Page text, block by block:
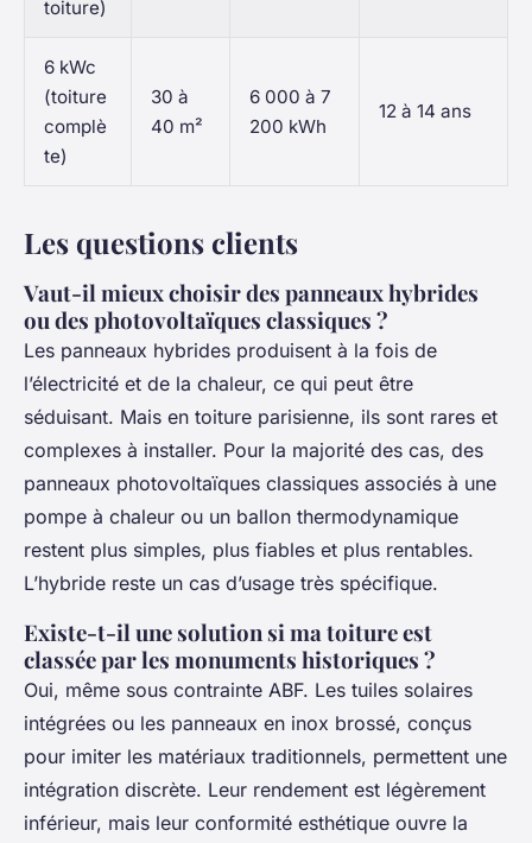
toiture)
6 kWc
(toiture
complè
te)
30 à
40 m²
6 000 à 7
200 kWh
12 à 14 ans
Les questions clients
Vaut-il mieux choisir des panneaux hybrides
ou des photovoltaïques classiques ?
Les panneaux hybrides produisent à la fois de
l’électricité et de la chaleur, ce qui peut être
séduisant. Mais en toiture parisienne, ils sont rares et
complexes à installer. Pour la majorité des cas, des
panneaux photovoltaïques classiques associés à une
pompe à chaleur ou un ballon thermodynamique
restent plus simples, plus fiables et plus rentables.
L’hybride reste un cas d’usage très spécifique.
Existe-t-il une solution si ma toiture est
classée par les monuments historiques ?
Oui, même sous contrainte ABF. Les tuiles solaires
intégrées ou les panneaux en inox brossé, conçus
pour imiter les matériaux traditionnels, permettent une
intégration discrète. Leur rendement est légèrement
inférieur, mais leur conformité esthétique ouvre la